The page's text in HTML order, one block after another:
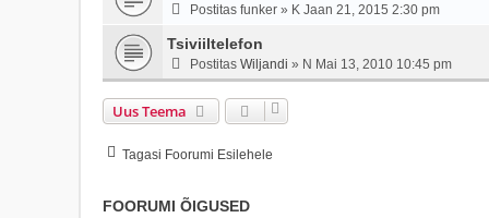
Postitas funker » K Jaan 21, 2015 2:30 pm
Tsiviiltelefon
Postitas Wiljandi » N Mai 13, 2010 10:45 pm
Uus Teema
Tagasi Foorumi Esilehele
FOORUMI ÕIGUSED